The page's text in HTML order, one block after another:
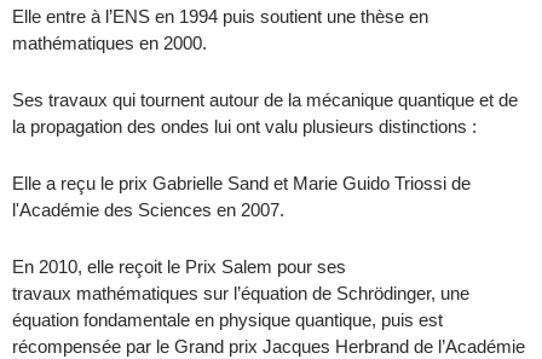
Elle entre à l’ENS en 1994 puis soutient une thèse en
mathématiques en 2000.
Ses travaux qui tournent autour de la mécanique quantique et de
la propagation des ondes lui ont valu plusieurs distinctions :
Elle a reçu le prix Gabrielle Sand et Marie Guido Triossi de
l'Académie des Sciences en 2007.
En 2010, elle reçoit le Prix Salem pour ses
travaux mathématiques sur l’équation de Schrödinger, une
équation fondamentale en physique quantique, puis est
récompensée par le Grand prix Jacques Herbrand de l’Académie